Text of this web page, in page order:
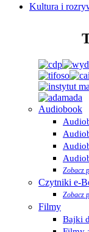
Kultura i
Audiobook
Zobacz
Czytniki e-
Zobacz
Filmy
Bajki